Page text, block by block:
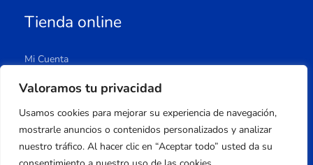
Valoramos tu privacidad
Usamos cookies para mejorar su experiencia de navegación,
mostrarle anuncios o contenidos personalizados y analizar
nuestro tráfico. Al hacer clic en “Aceptar todo” usted da su
Tienda online
Mi Cuenta
Carrito
Lista De Deseos